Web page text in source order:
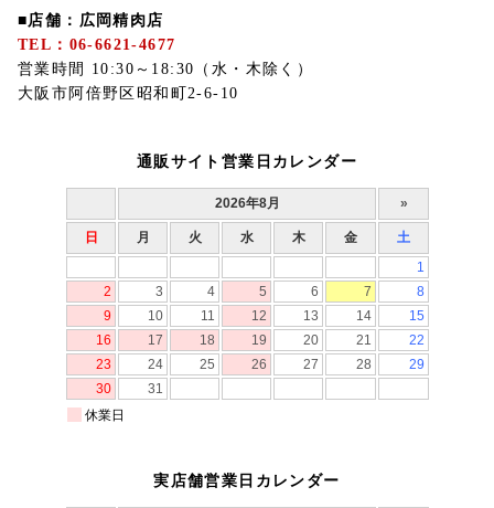
■店舗：広岡精肉店
TEL：06-6621-4677
営業時間 10:30～18:30（水・木除く）
大阪市阿倍野区昭和町2-6-10
通販サイト営業日カレンダー
実店舗営業日カレンダー